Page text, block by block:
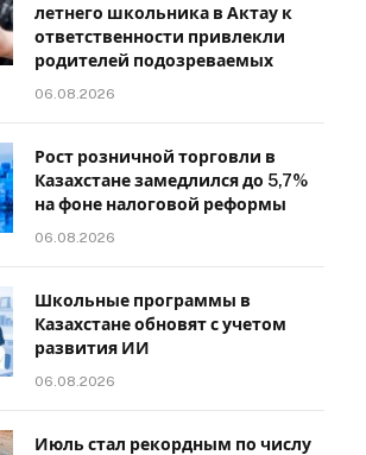
летнего школьника в Актау к
ответственности привлекли
родителей подозреваемых
06.08.2026
Рост розничной торговли в
Казахстане замедлился до 5,7%
на фоне налоговой реформы
06.08.2026
Школьные программы в
Казахстане обновят с учетом
развития ИИ
06.08.2026
Июль стал рекордным по числу